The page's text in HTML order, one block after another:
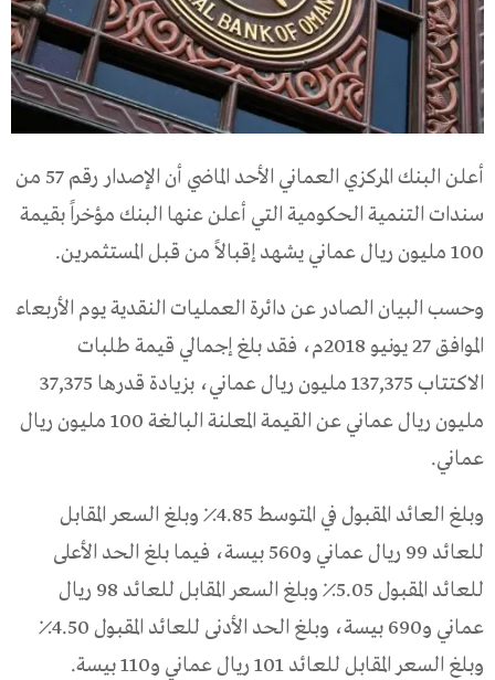
أعلن البنك المركزي العماني الأحد الماضي أن الإصدار رقم 57 من
سندات التنمية الحكومية التي أعلن عنها البنك مؤخراً بقيمة
100 مليون ريال عماني يشهد إقبالاً من قبل المستثمرين.
وحسب البيان الصادر عن دائرة العمليات النقدية يوم الأربعاء
الموافق 27 يونيو 2018م، فقد بلغ إجمالي قيمة طلبات
الاكتتاب 137,375 مليون ريال عماني، بزيادة قدرها 37,375
مليون ريال عماني عن القيمة المعلنة البالغة 100 مليون ريال
عماني.
وبلغ العائد المقبول في المتوسط 4.85٪ وبلغ السعر المقابل
للعائد 99 ريال عماني و560 بيسة، فيما بلغ الحد الأعلى
للعائد المقبول 5.05٪ وبلغ السعر المقابل للعائد 98 ريال
عماني و690 بيسة، وبلغ الحد الأدنى للعائد المقبول 4.50٪
وبلغ السعر المقابل للعائد 101 ريال عماني و110 بيسة.